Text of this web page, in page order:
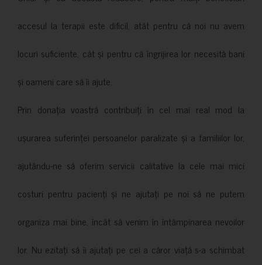
accesul la terapii este dificil, atât pentru că noi nu avem
locuri suficiente, cât și pentru că îngrijirea lor necesită bani
și oameni care să îi ajute.
Prin donația voastră contribuiți în cel mai real mod la
ușurarea suferinței persoanelor paralizate și a familiilor lor,
ajutându-ne să oferim servicii calitative la cele mai mici
costuri pentru pacienți și ne ajutați pe noi să ne putem
organiza mai bine, încât să venim în întâmpinarea nevoilor
lor. Nu ezitați să îi ajutați pe cei a căror viață s-a schimbat